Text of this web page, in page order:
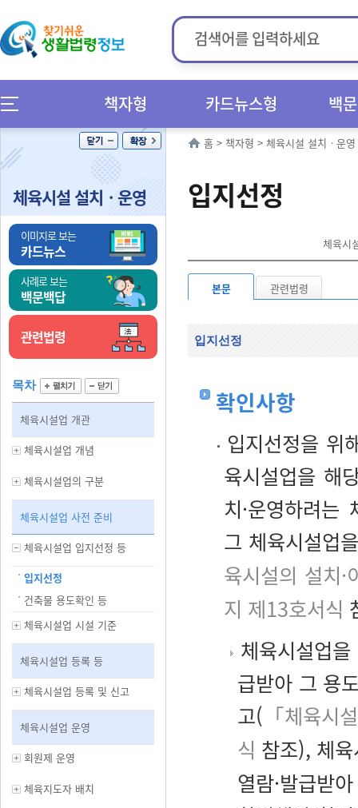
책자형 카드뉴스형 백
체육시설 설치ㆍ운영
이미지로 보는
카드뉴스
사례로 보는
백문백답
관련법령
목차
체육시설업 개관
체육시설업 개념
체육시설업의 구분
체육시설업 사전 준비
체육시설업 입지선정 등
입지선정
건축물 용도확인 등
체육시설업 시설 기준
체육시설업 등록 등
체육시설업 등록 및 신고
체육시설업 운영
회원제 운영
체육지도자 배치
홈 > 책자형 > 체육시설 설치ㆍ운영
입지선정
체육시
본문 관련법령
입지선정
확인사항
입지선정을 위
육시설업을 해
치·운영하려
그 체육시설업
육시설의 설치
지 제13호서식
체육시설업
급받아 그 용
고( 「체육시
식 참조), 체
열람·발급받